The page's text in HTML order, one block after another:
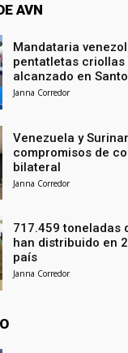
AVN
Mandataria
pentatletas criollas
alcanzado en
Janna Corredor
Venezuela y
compromisos de
bilateral
Janna Corredor
717.459 toneladas
han distribuido en
país
Janna Corredor